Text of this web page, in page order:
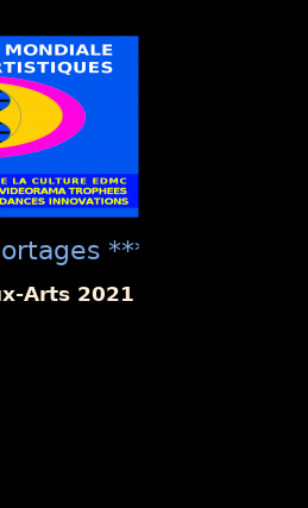
****
"La Présentation
Arts 2021